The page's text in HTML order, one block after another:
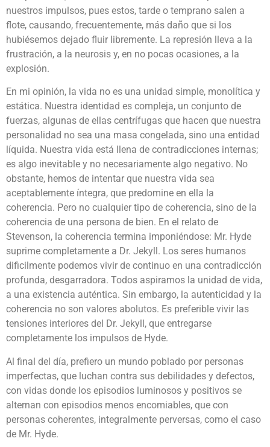
nuestros impulsos, pues estos, tarde o temprano salen a
flote, causando, frecuentemente, más daño que si los
hubiésemos dejado fluir libremente. La represión lleva a la
frustración, a la neurosis y, en no pocas ocasiones, a la
explosión.
En mi opinión, la vida no es una unidad simple, monolítica y
estática. Nuestra identidad es compleja, un conjunto de
fuerzas, algunas de ellas centrífugas que hacen que nuestra
personalidad no sea una masa congelada, sino una entidad
líquida. Nuestra vida está llena de contradicciones internas;
es algo inevitable y no necesariamente algo negativo. No
obstante, hemos de intentar que nuestra vida sea
aceptablemente íntegra, que predomine en ella la
coherencia. Pero no cualquier tipo de coherencia, sino de la
coherencia de una persona de bien. En el relato de
Stevenson, la coherencia termina imponiéndose: Mr. Hyde
suprime completamente a Dr. Jekyll. Los seres humanos
dificilmente podemos vivir de continuo en una contradicción
profunda, desgarradora. Todos aspiramos la unidad de vida,
a una existencia auténtica. Sin embargo, la autenticidad y la
coherencia no son valores abolutos. Es preferible vivir las
tensiones interiores del Dr. Jekyll, que entregarse
completamente los impulsos de Hyde.
Al final del día, prefiero un mundo poblado por personas
imperfectas, que luchan contra sus debilidades y defectos,
con vidas donde los episodios luminosos y positivos se
alternan con episodios menos encomiables, que con
personas coherentes, integralmente perversas, como el caso
de Mr. Hyde.